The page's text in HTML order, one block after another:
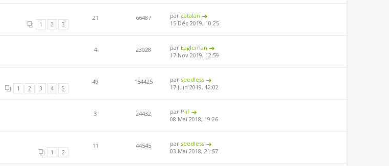
1 2 3
21 66487 par catalan
15 Déc 2019, 10:25
4 23028 par Eagleman
17 Nov 2019, 12:59
1 2 3 4 5
49 154425 par seedless
17 Juin 2019, 12:02
3 24432 par Piif
08 Mai 2018, 19:26
1 2
11 44545 par seedless
03 Mai 2018, 21:57